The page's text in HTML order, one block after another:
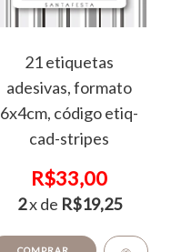
21 etiquetas
adesivas, formato
6x4cm, código etiq-
cad-stripes
R$33,00
2x de R$19,25